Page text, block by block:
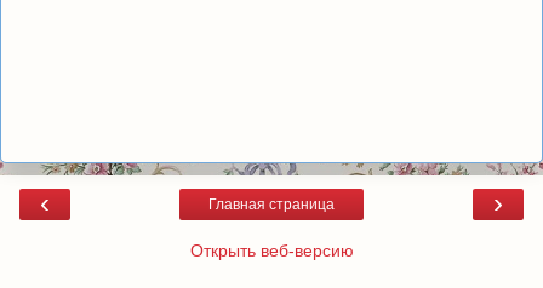
‹ ›
Главная страница
Открыть веб-версию